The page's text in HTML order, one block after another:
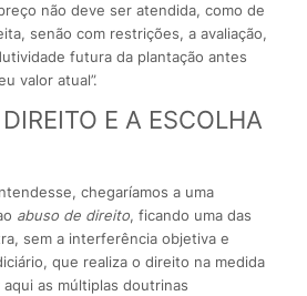
não deve ser atendida, como de
senão com restrições, a avaliação,
futura da plantação antes
valor atual”.
E A ESCOLHA
chegaríamos a uma
abuso de direito, ficando uma das
sem a interferência objetiva e
que realiza o direito na medida
as múltiplas doutrinas